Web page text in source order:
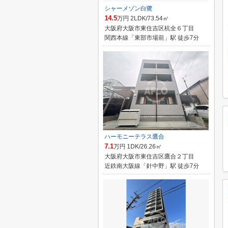
シャーメゾン白鷺
14.5万円 2LDK/73.54㎡
大阪府大阪市東住吉区杭全６丁目
関西本線「東部市場前」駅 徒歩7分
ハーモニーテラス鷹合
7.1万円 1DK/26.26㎡
大阪府大阪市東住吉区鷹合２丁目
近鉄南大阪線「針中野」駅 徒歩7分